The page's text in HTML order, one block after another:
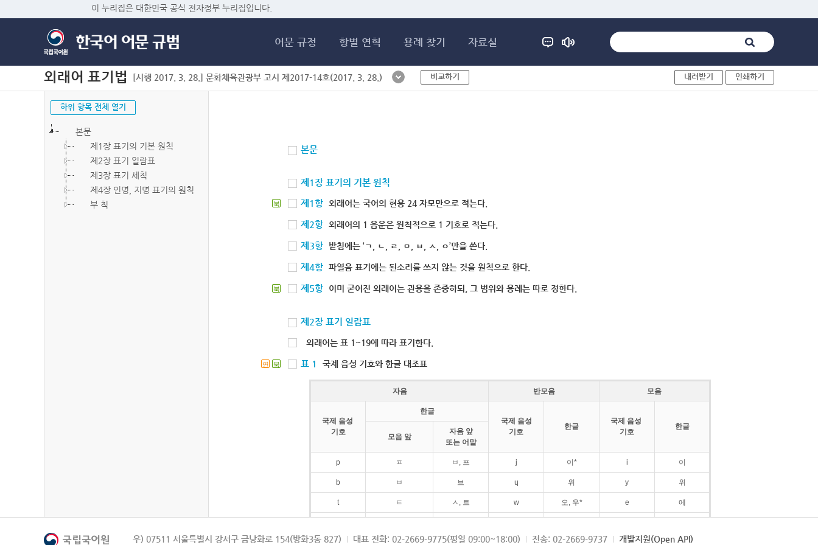
이 누리집은 대한민국 공식 전자정부 누리집입니다.
어문 규정 항별 연혁 용례 찾기 자료실
외래어 표기법 [시행 2017. 3. 28.] 문화체육관광부 고시 제2017-14호(2017. 3. 28.) 비교하기 내려받기 인쇄하기
하위 항목 전체 열기
본문
제1장 표기의 기본 원칙
제2장 표기 일람표
제3장 표기 세칙
제4장 인명, 지명 표기의 원칙
부 칙
본문
제1장 표기의 기본 원칙
북 제1항 외래어는 국어의 현용 24 자모만으로 적는다.
제2항 외래어의 1 음운은 원칙적으로 1 기호로 적는다.
제3항 받침에는 ‘ㄱ, ㄴ, ㄹ, ㅁ, ㅂ, ㅅ, ㅇ’만을 쓴다.
제4항 파열음 표기에는 된소리를 쓰지 않는 것을 원칙으로 한다.
북 제5항 이미 굳어진 외래어는 관용을 존중하되, 그 범위와 용례는 따로 정한다.
제2장 표기 일람표
외래어는 표 1~19에 따라 표기한다.
연 북 표 1 국제 음성 기호와 한글 대조표
자음 반모음 모음
국제 음성
기호
한글
국제 음성
기호
한글
국제 음성
기호
한글
모음 앞
자음 앞
또는 어말
p ㅍ ㅂ, 프 j 이* i 이
b ㅂ 브 ɥ 위 y 위
t ㅌ ㅅ, 트 w 오, 우* e 에
k ㅋ ㄱ, 크 ɛ 에
우) 07511 서울특별시 강서구 금낭화로 154(방화3동 827) 대표 전화: 02-2669-9775(평일 09:00~18:00) 전송: 02-2669-9737 개발지원(Open API)